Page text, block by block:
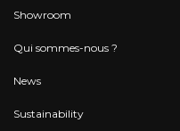
Showroom
Qui sommes-nous ?
News
Sustainability